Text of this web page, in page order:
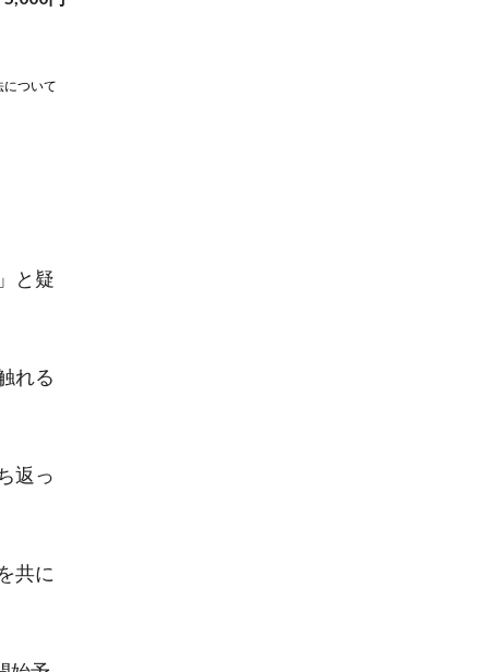
について
と疑
れる
返っ
共に